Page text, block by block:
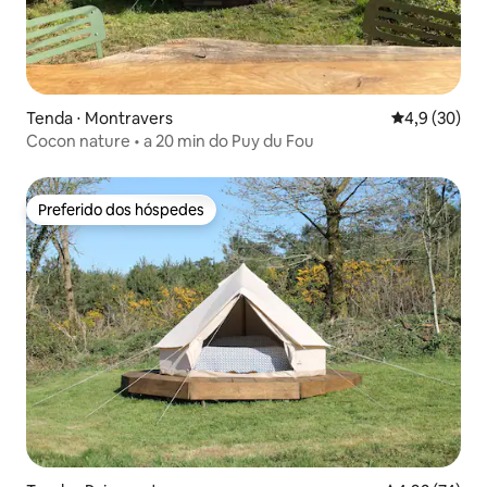
Tenda ⋅ Montravers 4,9 de uma
4,9 (30)
Cocon nature • a 20 min do Puy du Fou
Preferido dos hóspedes
Preferido dos hóspedes